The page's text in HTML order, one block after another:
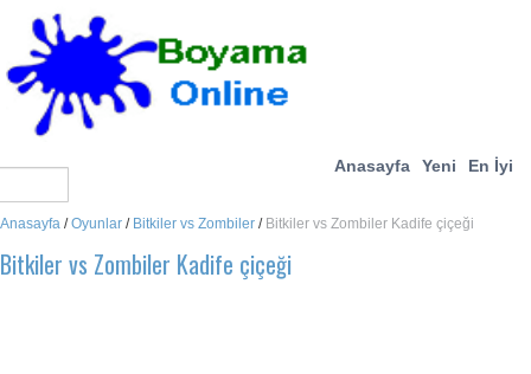
Anasayfa Yeni En İyi
Anasayfa /Oyunlar / Bitkiler vs Zombiler / Bitkiler vs Zombiler Kadife çiçeği
Bitkiler vs Zombiler Kadife çiçeği